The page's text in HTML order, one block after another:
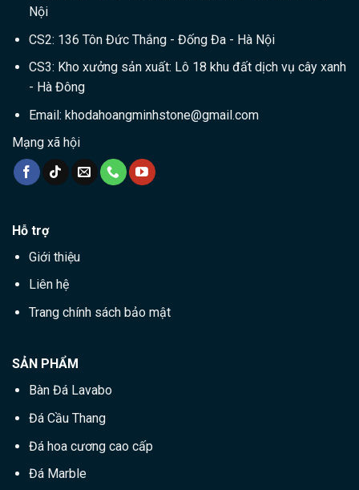
Nội
CS2: 136 Tôn Đức Thắng - Đống Đa - Hà Nội
CS3: Kho xưởng sản xuất: Lô 18 khu đất dịch vụ cây xanh
- Hà Đông
Email: khodahoangminhstone@gmail.com
Mạng xã hội
Hỗ trợ
Giới thiệu
Liên hệ
Trang chính sách bảo mật
SẢN PHẨM
Bàn Đá Lavabo
Đá Cầu Thang
Đá hoa cương cao cấp
Đá Marble